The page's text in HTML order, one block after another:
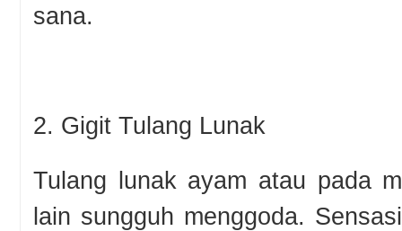
sana.
2. Gigit Tulang Lunak
Tulang lunak ayam atau pada
lain sungguh menggoda.